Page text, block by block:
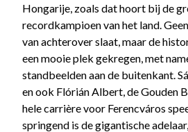
Hongarije, zoals dat hoort bij de
recordkampioen van het land.
van achterover slaat, maar de
een mooie plek gekregen, met
standbeelden aan de buitenkant.
en ook Flórián Albert, de Gouden
hele carrière voor Ferencváros
springend is de gigantische